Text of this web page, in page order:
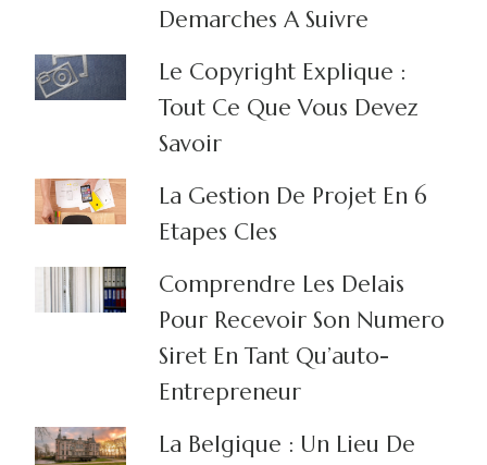
Demarches A Suivre
Le Copyright Explique :
Tout Ce Que Vous Devez
Savoir
La Gestion De Projet En 6
Etapes Cles
Comprendre Les Delais
Pour Recevoir Son Numero
Siret En Tant Qu’auto-
Entrepreneur
La Belgique : Un Lieu De